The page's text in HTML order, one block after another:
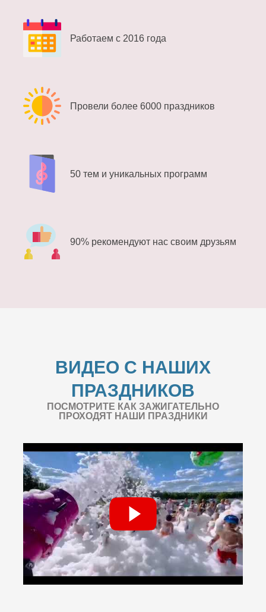
Работаем с 2016 года
Провели более 6000 праздников
50 тем и уникальных программ
90% рекомендуют нас своим друзьям
ВИДЕО С НАШИХ
ПРАЗДНИКОВ
ПОСМОТРИТЕ КАК ЗАЖИГАТЕЛЬНО
ПРОХОДЯТ НАШИ ПРАЗДНИКИ